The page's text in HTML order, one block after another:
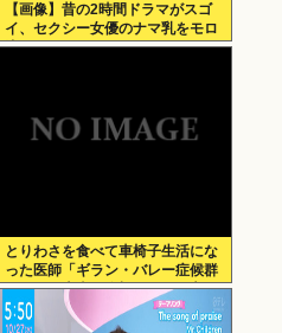
【画像】昔の2時間ドラマがスゴ
イ、セクシー女優のナマ乳をモロ
流し
とりわさを食べて車椅子生活にな
った医師「ギラン・バレー症候群
になって本当に絶望。死んだ方が
良かったと思った」